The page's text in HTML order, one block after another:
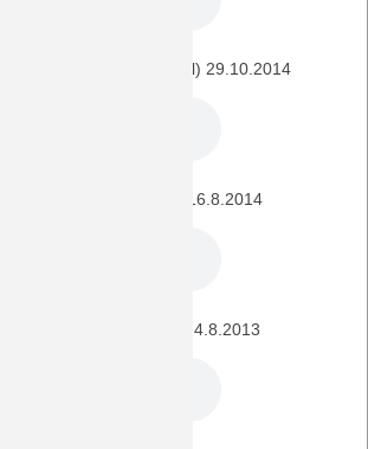
- BORUSSIA (DFB-Pokal) 29.10.2014
BORUSSIA (DFB-Pokal) 16.8.2014
BORUSSIA (DFB-Pokal) 4.8.2013